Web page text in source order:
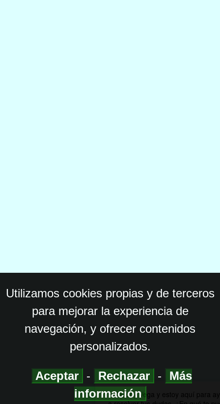
Utilizamos cookies propias y de terceros
para mejorar la experiencia de
navegación, y ofrecer contenidos
personalizados.
Aceptar - Rechazar -
Más
información